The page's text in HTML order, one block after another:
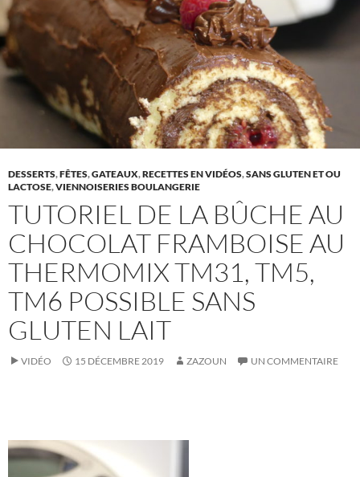
DESSERTS,FÊTES,GATEAUX,RECETTES EN VIDÉOS,SANS GLUTEN ET OU
LACTOSE,VIENNOISERIES BOULANGERIE
TUTORIEL DE LA BÛCHE AU
CHOCOLAT FRAMBOISE AU
THERMOMIX TM31, TM5,
TM6 POSSIBLE SANS
GLUTEN LAIT
VIDÉO 15 DÉCEMBRE 2019 ZAZOUN UN COMMENTAIRE